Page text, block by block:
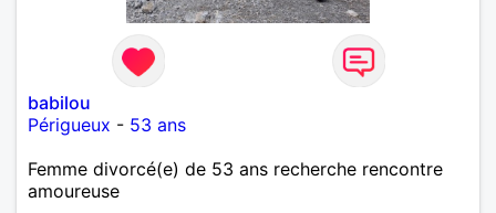
babilou
Périgueux - 53 ans
Femme divorcé(e) de 53 ans recherche rencontre
amoureuse